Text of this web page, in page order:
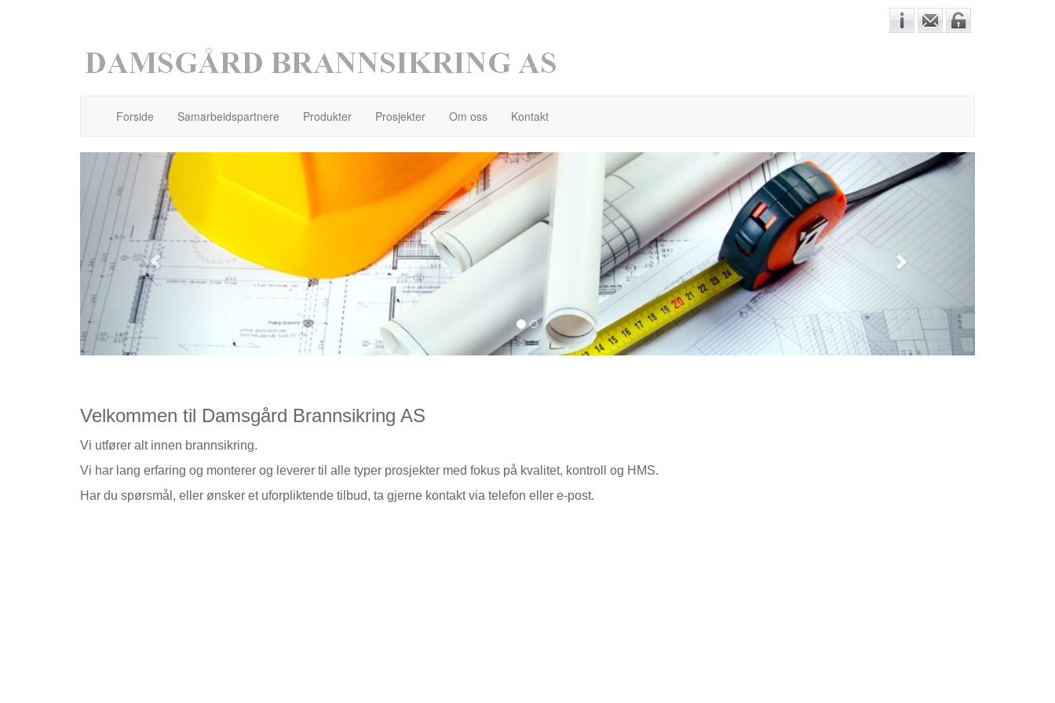
Forside Samarbeidspartnere Produkter Prosjekter Om oss Kontakt
Velkommen til Damsgård Brannsikring AS
Vi utfører alt innen brannsikring.
Vi har lang erfaring og monterer og leverer til alle typer prosjekter med fokus på kvalitet, kontroll og HMS.
Har du spørsmål, eller ønsker et uforpliktende tilbud, ta gjerne kontakt via telefon eller e-post.